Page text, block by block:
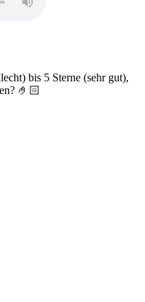
bis 5 Sterne (sehr gut),
🤌🏻